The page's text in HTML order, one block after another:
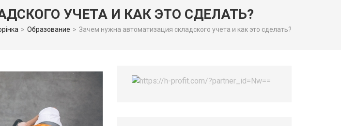
УЧЕТА И КАК ЭТО СДЕЛАТЬ?
> Образование > Зачем нужна автоматизация складского учета и как это сделать?